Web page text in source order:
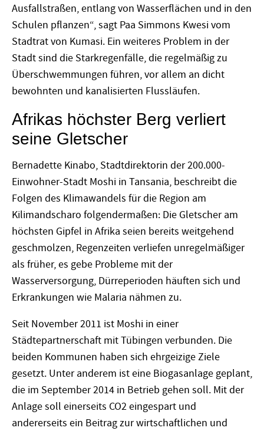
Ausfallstraßen, entlang von Wasserflächen und in den
Schulen pflanzen“, sagt Paa Simmons Kwesi vom
Stadtrat von Kumasi. Ein weiteres Problem in der
Stadt sind die Starkregenfälle, die regelmäßig zu
Überschwemmungen führen, vor allem an dicht
bewohnten und kanalisierten Flussläufen.
Afrikas ­höchster Berg verliert
seine Gletscher
Bernadette Kinabo, Stadtdirektorin der 200.000-
Einwohner-Stadt Moshi in Tansania, beschreibt die
Folgen des Klimawandels für die Region am
Kilimandscharo folgendermaßen: Die Gletscher am
höchsten Gipfel in Afrika seien bereits weitgehend
geschmolzen, Regenzeiten verliefen unregelmäßiger
als früher, es gebe Probleme mit der
Wasserversorgung, Dürreperioden häuften sich und
Erkrankungen wie Malaria nähmen zu.
Seit November 2011 ist Moshi in einer
Städtepartnerschaft mit Tübingen verbunden. Die
beiden Kommunen haben sich ehrgeizige Ziele
gesetzt. Unter anderem ist eine Biogasanlage geplant,
die im September 2014 in Betrieb gehen soll. Mit der
Anlage soll einerseits CO2 eingespart und
andererseits ein Beitrag zur wirtschaftlichen und